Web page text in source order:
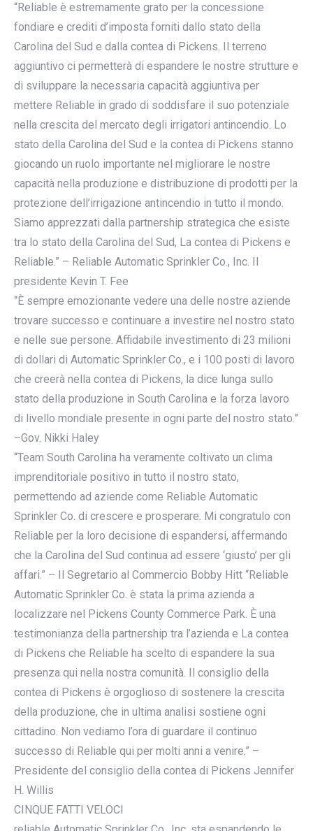
“Reliable è estremamente grato per la concessione
fondiare e crediti d’imposta forniti dallo stato della
Carolina del Sud e dalla contea di Pickens. Il terreno
aggiuntivo ci permetterà di espandere le nostre strutture e
di sviluppare la necessaria capacità aggiuntiva per
mettere Reliable in grado di soddisfare il suo potenziale
nella crescita del mercato degli irrigatori antincendio. Lo
stato della Carolina del Sud e la contea di Pickens stanno
giocando un ruolo importante nel migliorare le nostre
capacità nella produzione e distribuzione di prodotti per la
protezione dell’irrigazione antincendio in tutto il mondo.
Siamo apprezzati dalla partnership strategica che esiste
tra lo stato della Carolina del Sud, La contea di Pickens e
Reliable.” – Reliable Automatic Sprinkler Co., Inc. Il
presidente Kevin T. Fee
“È sempre emozionante vedere una delle nostre aziende
trovare successo e continuare a investire nel nostro stato
e nelle sue persone. Affidabile investimento di 23 milioni
di dollari di Automatic Sprinkler Co., e i 100 posti di lavoro
che creerà nella contea di Pickens, la dice lunga sullo
stato della produzione in South Carolina e la forza lavoro
di livello mondiale presente in ogni parte del nostro stato.”
–Gov. Nikki Haley
“Team South Carolina ha veramente coltivato un clima
imprenditoriale positivo in tutto il nostro stato,
permettendo ad aziende come Reliable Automatic
Sprinkler Co. di crescere e prosperare. Mi congratulo con
Reliable per la loro decisione di espandersi, affermando
che la Carolina del Sud continua ad essere ‘giusto’ per gli
affari.” – Il Segretario al Commercio Bobby Hitt “Reliable
Automatic Sprinkler Co. è stata la prima azienda a
localizzare nel Pickens County Commerce Park. È una
testimonianza della partnership tra l’azienda e La contea
di Pickens che Reliable ha scelto di espandere la sua
presenza qui nella nostra comunità. Il consiglio della
contea di Pickens è orgoglioso di sostenere la crescita
della produzione, che in ultima analisi sostiene ogni
cittadino. Non vediamo l’ora di guardare il continuo
successo di Reliable qui per molti anni a venire.” –
Presidente del consiglio della contea di Pickens Jennifer
H. Willis
CINQUE FATTI VELOCI